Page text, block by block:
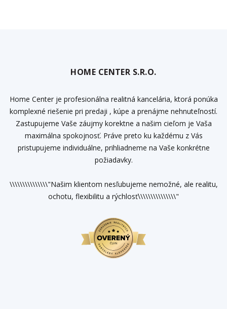
HOME CENTER S.R.O.
Home Center je profesionálna realitná kancelária, ktorá ponúka
komplexné riešenie pri predaji , kúpe a prenájme nehnuteľností.
Zastupujeme Vaše záujmy korektne a našim cieľom je Vaša
maximálna spokojnosť. Práve preto ku každému z Vás
pristupujeme individuálne, prihliadneme na Vaše konkrétne
požiadavky.
\\\\\\\\\\\\\\\"Našim klientom nesľubujeme nemožné, ale realitu,
ochotu, flexibilitu a rýchlosť\\\\\\\\\\\\\\\"